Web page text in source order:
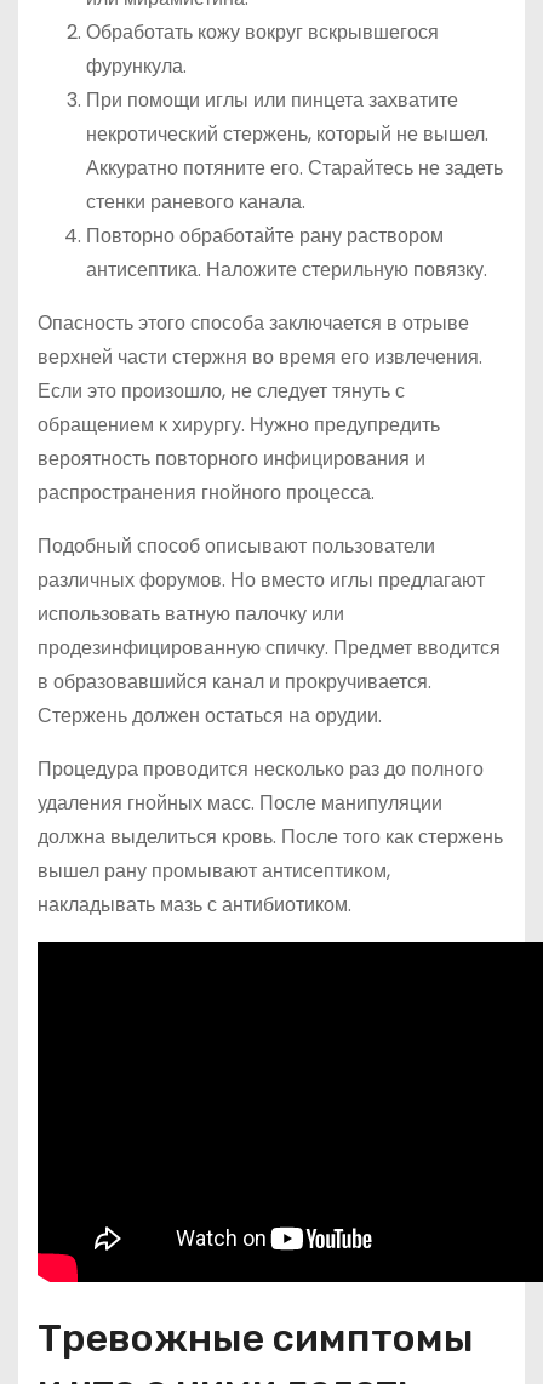
Обработать кожу вокруг вскрывшегося
фурункула.
При помощи иглы или пинцета захватите
некротический стержень, который не вышел.
Аккуратно потяните его. Старайтесь не задеть
стенки раневого канала.
Повторно обработайте рану раствором
антисептика. Наложите стерильную повязку.
Опасность этого способа заключается в отрыве
верхней части стержня во время его извлечения.
Если это произошло, не следует тянуть с
обращением к хирургу. Нужно предупредить
вероятность повторного инфицирования и
распространения гнойного процесса.
Подобный способ описывают пользователи
различных форумов. Но вместо иглы предлагают
использовать ватную палочку или
продезинфицированную спичку. Предмет вводится
в образовавшийся канал и прокручивается.
Стержень должен остаться на орудии.
Процедура проводится несколько раз до полного
удаления гнойных масс. После манипуляции
должна выделиться кровь. После того как стержень
вышел рану промывают антисептиком,
накладывать мазь с антибиотиком.
Тревожные симптомы